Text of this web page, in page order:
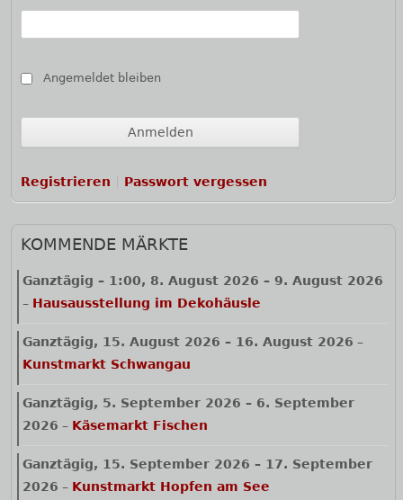
Angemeldet bleiben
Registrieren Passwort vergessen
KOMMENDE MÄRKTE
Ganztägig – 1:00, 8. August 2026 – 9. August 2026
– Hausausstellung im Dekohäusle
Ganztägig, 15. August 2026 – 16. August 2026 –
Kunstmarkt Schwangau
Ganztägig, 5. September 2026 – 6. September
2026 – Käsemarkt Fischen
Ganztägig, 15. September 2026 – 17. September
2026 – Kunstmarkt Hopfen am See